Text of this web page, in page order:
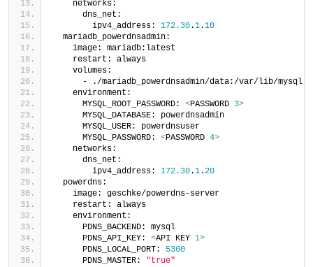
    networks:
      dns_net:
        ipv4_address:
172.30.1.10
  mariadb_powerdnsadmin:
    image: mariadb:latest
    restart: always
    volumes:
      - ./mariadb_powerdnsadmin/data:/var/lib/mysql
    environment:
      MYSQL_ROOT_PASSWORD:
<PASSWORD 3>
      MYSQL_DATABASE: powerdnsadmin
      MYSQL_USER: powerdnsuser
      MYSQL_PASSWORD:
<PASSWORD 4>
    networks:
      dns_net:
        ipv4_address:
172.30.1.20
  powerdns:
    image: geschke/powerdns-server
    restart: always
    environment:
      PDNS_BACKEND: mysql
      PDNS_API_KEY:
<API KEY 1>
      PDNS_LOCAL_PORT:
5300
      PDNS_MASTER:
"true"